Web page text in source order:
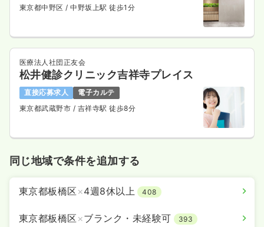
東京都中野区 / 中野坂上駅 徒歩1分
医療法人社団正友会
松井健診クリニック吉祥寺プレイス
直接応募求人
電子カルテ
東京都武蔵野市 / 吉祥寺駅 徒歩8分
同じ地域で条件を追加する
東京都板橋区 ×4週8休以上 408
東京都板橋区 ×ブランク・未経験可 393